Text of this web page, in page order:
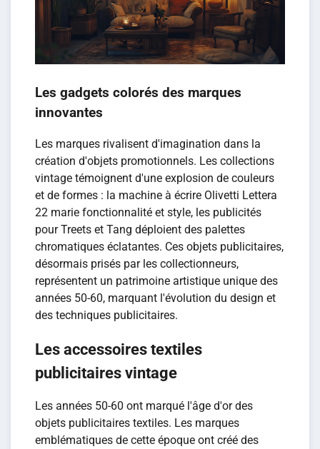
Les gadgets colorés des marques
innovantes
Les marques rivalisent d'imagination dans la
création d'objets promotionnels. Les collections
vintage témoignent d'une explosion de couleurs
et de formes : la machine à écrire Olivetti Lettera
22 marie fonctionnalité et style, les publicités
pour Treets et Tang déploient des palettes
chromatiques éclatantes. Ces objets publicitaires,
désormais prisés par les collectionneurs,
représentent un patrimoine artistique unique des
années 50-60, marquant l'évolution du design et
des techniques publicitaires.
Les accessoires textiles
publicitaires vintage
Les années 50-60 ont marqué l'âge d'or des
objets publicitaires textiles. Les marques
emblématiques de cette époque ont créé des